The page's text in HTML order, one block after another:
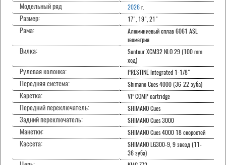
Модельный ряд 2026г.
Размер: 17", 19", 21"
Рама:
Алюминиевый сплав 6061 ASL
геометрия
Вилка:
Suntour XCM32 NLO 29 (100 mm
ход)
Рулевая колонка: PRESTINE Integrated 1-1/8"
Передняя система: Shimano Cues 4000 (36-22 зуба)
Каретка: VP COMP cartridge
Передний переключатель: SHIMANO Cues
Задний переключатель: SHIMANO Cues 3000
Манетки: SHIMANO Cues 4000 18 скоростей
Кассета:
SHIMANO LG300-9, 9 звезд (11-
36 зуба)